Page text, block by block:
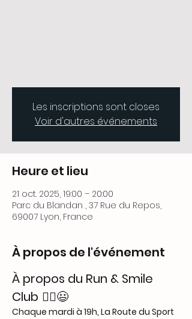
Les inscriptions sont closes
Voir d'autres événements
Heure et lieu
21 oct. 2025, 19:00 – 20:00
Parc du Blandan , 37 Rue du Repos,
69007 Lyon, France
À propos de l'événement
À propos du Run & Smile
Club 🏃‍♂️😃
Chaque mardi à 19h, La Route du Sport